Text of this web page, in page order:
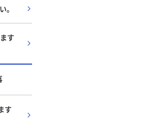
。
す
す